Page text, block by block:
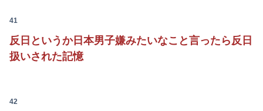
41
反日というか日本男子嫌みたいなこと言ったら反日
扱いされた記憶
42